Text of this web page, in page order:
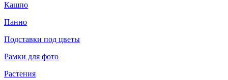
Кашпо
Панно
Подставки под цветы
Рамки для фото
Растения